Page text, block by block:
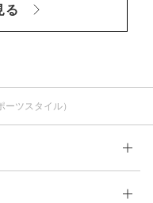
る
ツスタイル）